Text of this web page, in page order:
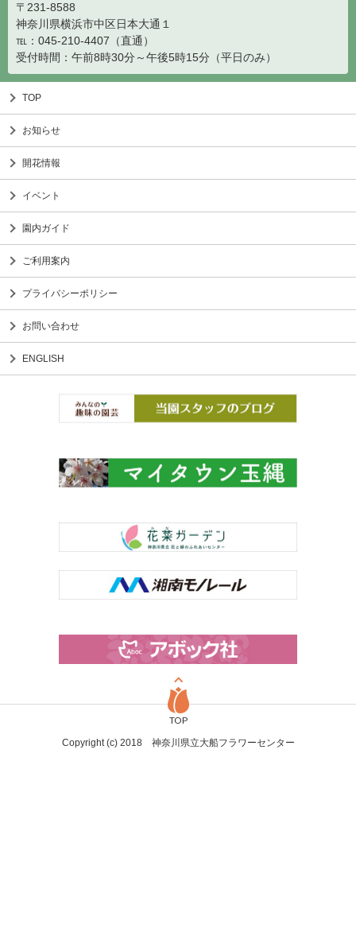
〒231-8588
神奈川県横浜市中区日本大通１
℡：045-210-4407（直通）
受付時間：午前8時30分～午後5時15分（平日のみ）
TOP
お知らせ
開花情報
イベント
園内ガイド
ご利用案内
プライバシーポリシー
お問い合わせ
ENGLISH
TOP
Copyright (c) 2018 神奈川県立大船フラワーセンター